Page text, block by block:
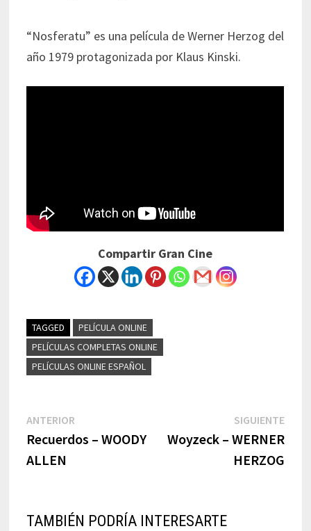
“Nosferatu” es una película de Werner Herzog del
año 1979 protagonizada por Klaus Kinski.
Compartir Gran Cine
TAGGED
PELÍCULA ONLINE
PELÍCULAS COMPLETAS ONLINE
PELÍCULAS ONLINE ESPAÑOL
Navegación
de
ANTERIOR
post:
Recuerdos – WOODY
ALLEN
SIGUIENTENext
post:
Woyzeck – WERNER
HERZOG
TAMBIÉN PODRÍA INTERESARTE